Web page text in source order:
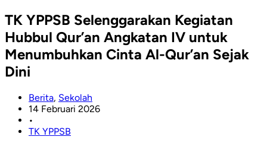
TK YPPSB Selenggarakan Kegiatan
Hubbul Qur’an Angkatan IV untuk
Menumbuhkan Cinta Al-Qur’an Sejak
Dini
Berita, Sekolah
14 Februari 2026
•
TK YPPSB